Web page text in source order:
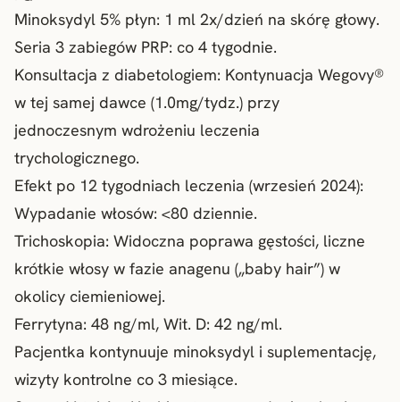
Minoksydyl 5% płyn: 1 ml 2x/dzień na skórę głowy.
Seria 3 zabiegów PRP: co 4 tygodnie.
Konsultacja z diabetologiem: Kontynuacja Wegovy®
w tej samej dawce (1.0mg/tydz.) przy
jednoczesnym wdrożeniu leczenia
trychologicznego.
Efekt po 12 tygodniach leczenia (wrzesień 2024):
Wypadanie włosów: <80 dziennie.
Trichoskopia: Widoczna poprawa gęstości, liczne
krótkie włosy w fazie anagenu („baby hair”) w
okolicy ciemieniowej.
Ferrytyna: 48 ng/ml, Wit. D: 42 ng/ml.
Pacjentka kontynuuje minoksydyl i suplementację,
wizyty kontrolne co 3 miesiące.